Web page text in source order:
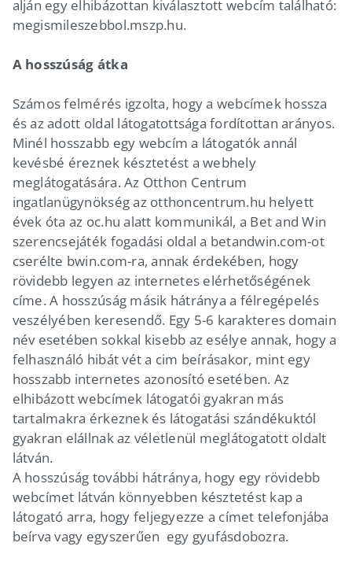
alján egy elhibázottan kiválasztott webcím található:
megismileszebbol.mszp.hu.
A hosszúság átka
Számos felmérés igzolta, hogy a webcímek hossza
és az adott oldal látogatottsága fordítottan arányos.
Minél hosszabb egy webcím a látogatók annál
kevésbé éreznek késztetést a webhely
meglátogatására. Az Otthon Centrum
ingatlanügynökség az otthoncentrum.hu helyett
évek óta az oc.hu alatt kommunikál, a Bet and Win
szerencsejáték fogadási oldal a betandwin.com-ot
cserélte bwin.com-ra, annak érdekében, hogy
rövidebb legyen az internetes elérhetőségének
címe. A hosszúság másik hátránya a félregépelés
veszélyében keresendő. Egy 5-6 karakteres domain
név esetében sokkal kisebb az esélye annak, hogy a
felhasználó hibát vét a cim beírásakor, mint egy
hosszabb internetes azonosító esetében. Az
elhibázott webcímek látogatói gyakran más
tartalmakra érkeznek és látogatási szándékuktól
gyakran elállnak az véletlenül meglátogatott oldalt
látván.
A hosszúság további hátránya, hogy egy rövidebb
webcímet látván könnyebben késztetést kap a
látogató arra, hogy feljegyezze a címet telefonjába
beírva vagy egyszerűen egy gyufásdobozra.